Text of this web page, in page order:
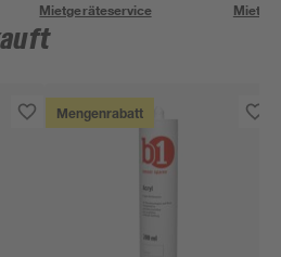
Mietgeräteservice
Mengenrabatt